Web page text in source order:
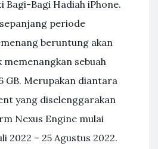
Bagi-Bagi Hadiah iPhone.
periode
beruntung akan
memenangkan sebuah
GB. Merupakan diantara
yang diselenggarakan
Nexus Engine mulai
2022 – 25 Agustus 2022.